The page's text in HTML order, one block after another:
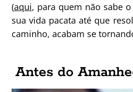
(aqui, para quem não sabe
sua vida pacata até que
caminho, acabam se
Antes do